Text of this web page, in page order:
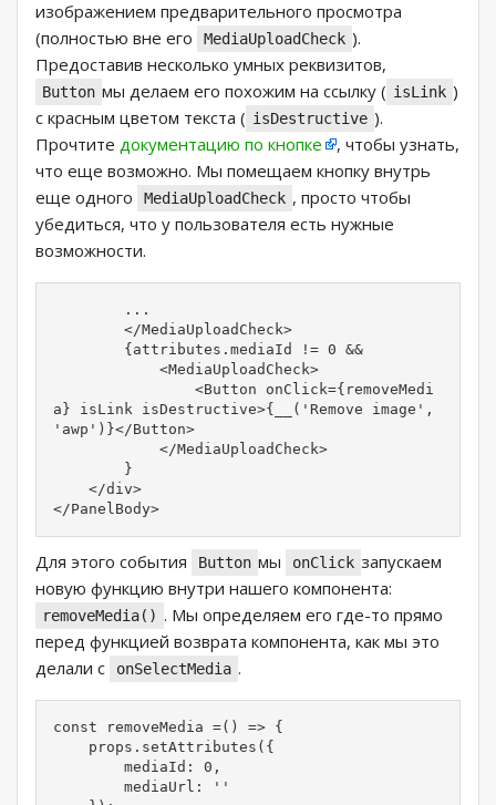
изображением предварительного просмотра
(полностью вне его
MediaUploadCheck ).
Предоставив несколько умных реквизитов,
Button мы делаем его похожим на ссылку ( isLink )
с красным цветом текста ( isDestructive ).
Прочтите документацию по кнопке
, чтобы узнать,
что еще возможно. Мы помещаем кнопку внутрь
еще одного
MediaUploadCheck , просто чтобы
убедиться, что у пользователя есть нужные
возможности.
a} isLink isDestructive>{__('Remove image',
'awp')}</Button>
</PanelBody>
Для этого события Button мы onClick запускаем
новую функцию внутри нашего компонента:
removeMedia() . Мы определяем его где-то прямо
перед функцией возврата компонента, как мы это
делали с
onSelectMedia .
const removeMedia =() => {